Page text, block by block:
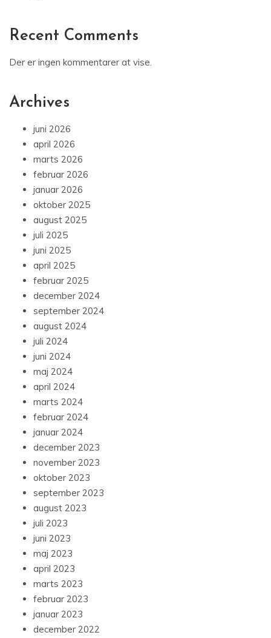
Recent Comments
Der er ingen kommentarer at vise.
Archives
juni 2026
april 2026
marts 2026
februar 2026
januar 2026
oktober 2025
august 2025
juli 2025
juni 2025
april 2025
februar 2025
december 2024
september 2024
august 2024
juli 2024
juni 2024
maj 2024
april 2024
marts 2024
februar 2024
januar 2024
december 2023
november 2023
oktober 2023
september 2023
august 2023
juli 2023
juni 2023
maj 2023
april 2023
marts 2023
februar 2023
januar 2023
december 2022